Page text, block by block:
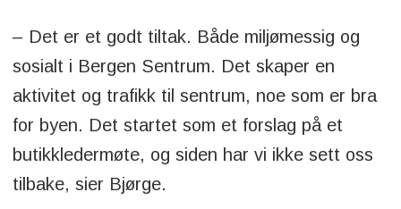
– Det er et godt tiltak. Både miljømessig og
sosialt i Bergen Sentrum. Det skaper en
aktivitet og trafikk til sentrum, noe som er bra
for byen. Det startet som et forslag på et
butikkledermøte, og siden har vi ikke sett oss
tilbake, sier Bjørge.